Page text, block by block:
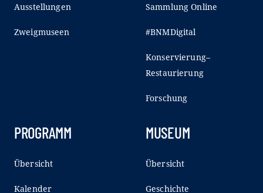
Ausstellungen
Zweigmuseen
Sammlung Online
#BNMDigital
Konservierung–
Restaurierung
Forschung
PROGRAMM
Übersicht
Kalender
MUSEUM
Übersicht
Geschichte